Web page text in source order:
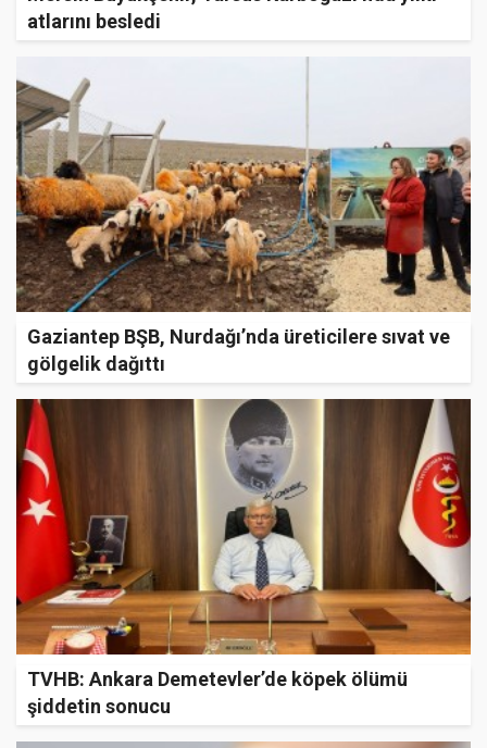
atlarını besledi
Gaziantep BŞB, Nurdağı’nda üreticilere sıvat ve
gölgelik dağıttı
TVHB: Ankara Demetevler’de köpek ölümü
şiddetin sonucu